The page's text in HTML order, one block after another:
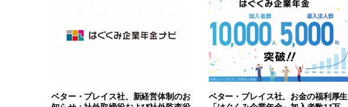
ベター・プレイス社、新経営体制のお
ベター・プレイス社、お金の福利厚生